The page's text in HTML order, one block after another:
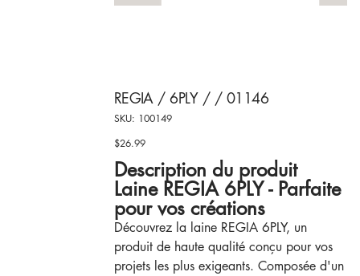
REGIA / 6PLY / / 01146
SKU:
SKU
100149
100149
Price
$26.99
Description du produit
Laine REGIA 6PLY - Parfaite
pour vos créations
Découvrez la laine REGIA 6PLY, un
produit de haute qualité conçu pour vos
projets les plus exigeants. Composée d'un